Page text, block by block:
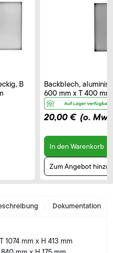
B
Backblech,
600 mm x T 400
20,00 € (o.
In den Warenkorb
Zum Angebot
Dokumentation
1074 mm x H 413 mm